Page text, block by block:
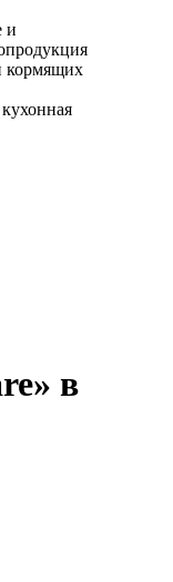
и
кормящих
в